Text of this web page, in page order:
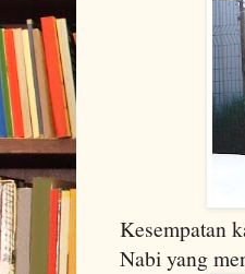
Kesempatan
Nabi yang